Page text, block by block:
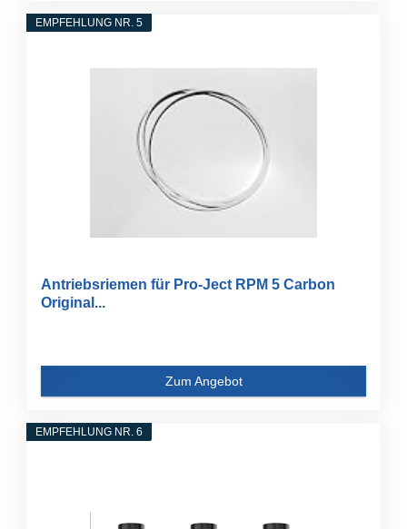
EMPFEHLUNG NR. 5
Antriebsriemen für Pro-Ject RPM 5 Carbon
Original...
Zum Angebot
EMPFEHLUNG NR. 6